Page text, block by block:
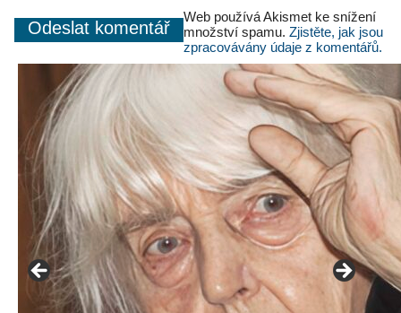
Web používá Akismet ke snížení
množství spamu. Zjistěte, jak jsou
zpracovávány údaje z komentářů.